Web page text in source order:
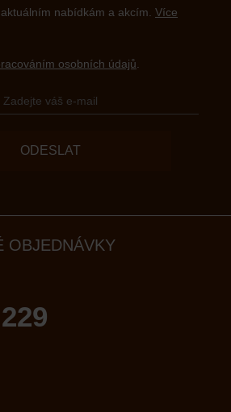
nabídkám a akcím. Více
osobních údajů
ODESLAT
OBJEDNÁVKY